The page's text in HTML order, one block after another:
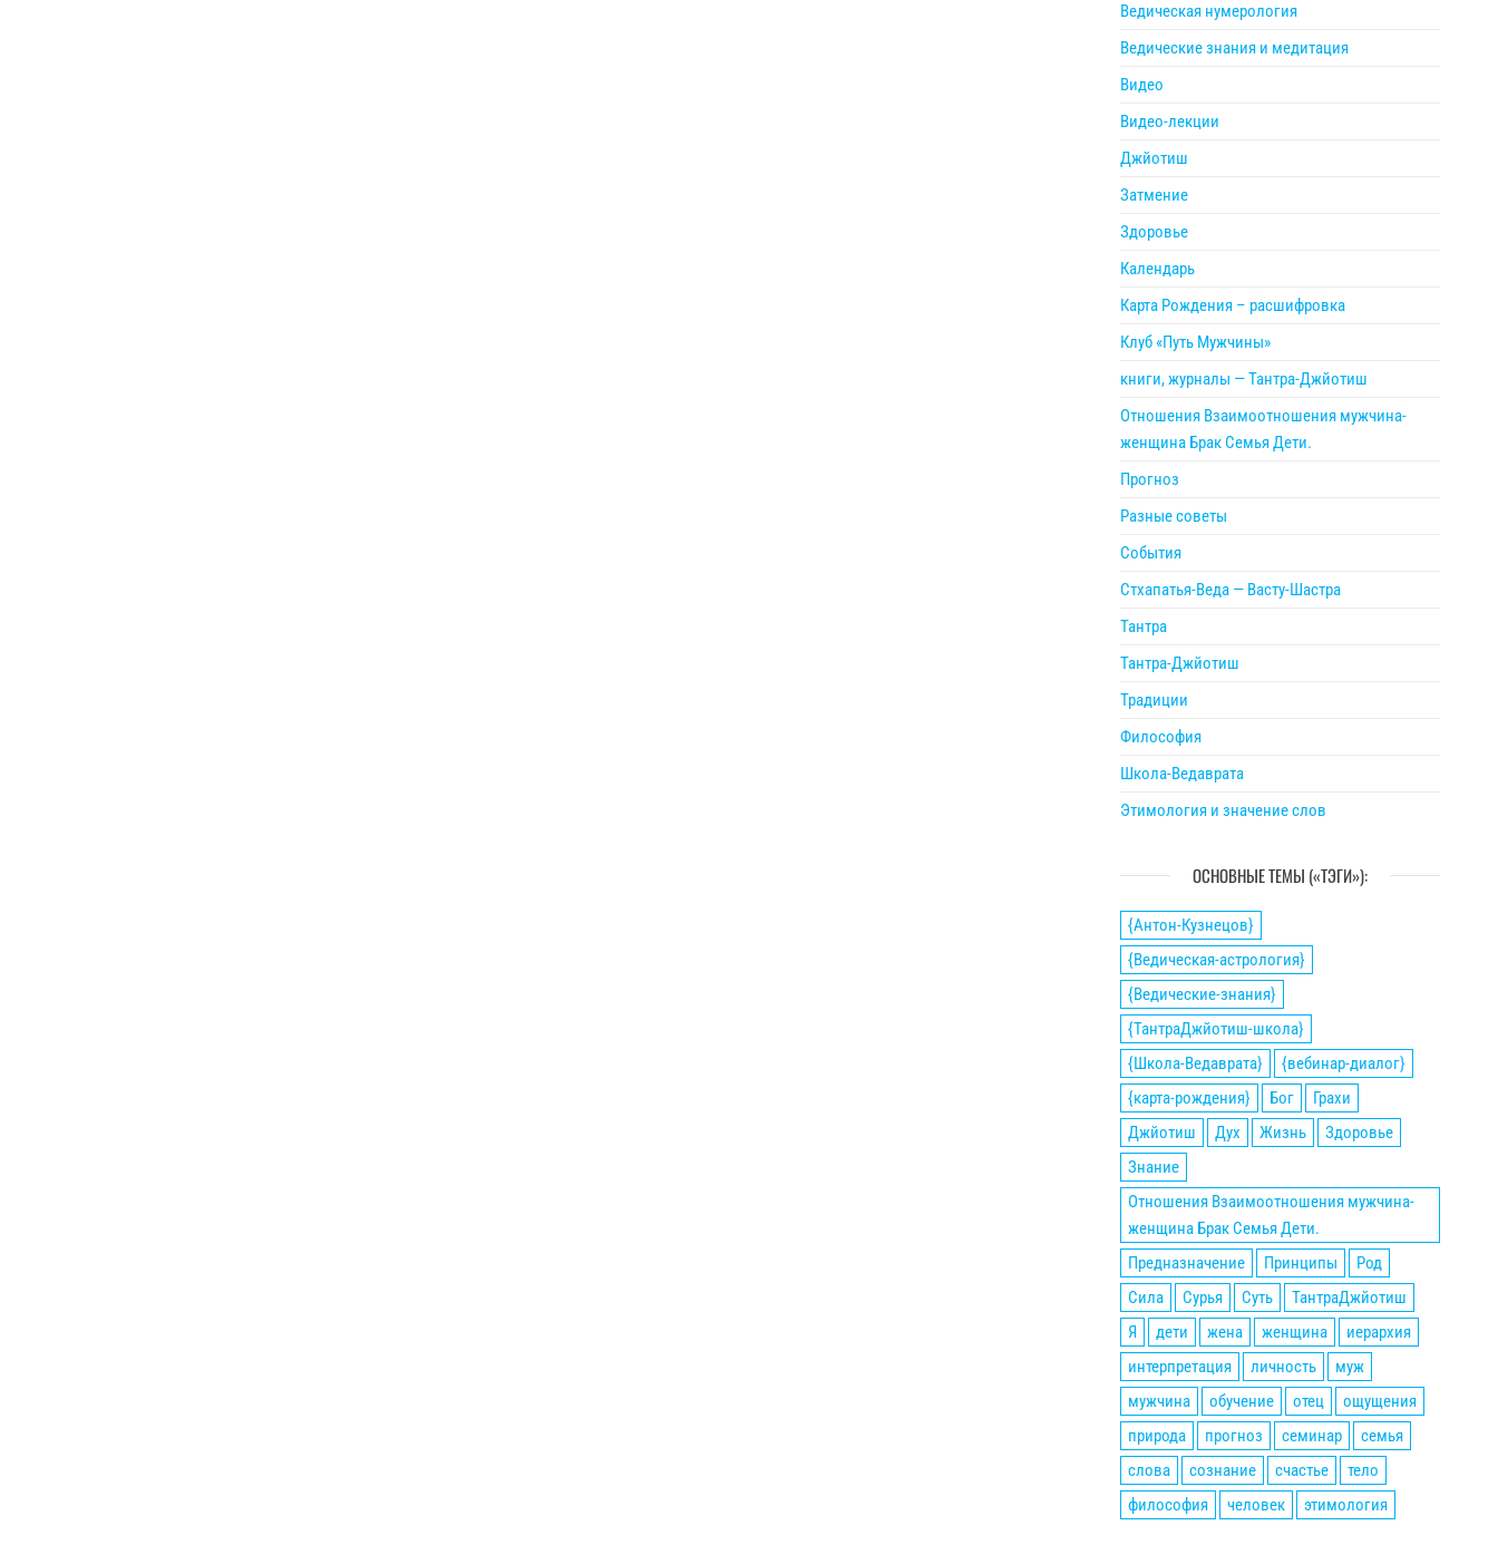
Ведическая нумерология
Ведические знания и медитация
Видео
Видео-лекции
Джйотиш
Затмение
Здоровье
Календарь
Карта Рождения – расшифровка
Клуб «Путь Мужчины»
книги, журналы — Тантра-Джйотиш
Отношения Взаимоотношения мужчина-
женщина Брак Семья Дети.
Прогноз
Разные советы
События
Стхапатья-Веда — Васту-Шастра
Тантра
Тантра-Джйотиш
Традиции
Философия
Школа-Ведаврата
Этимология и значение слов
ОСНОВНЫЕ ТЕМЫ («ТЭГИ»):
{Антон-Кузнецов}
{Ведическая-астрология}
{Ведические-знания}
{ТантраДжйотиш-школа}
{Школа-Ведаврата}
{вебинар-диалог}
{карта-рождения}
Бог
Грахи
Джйотиш
Дух Жизнь
Здоровье
Знание
Отношения Взаимоотношения мужчина-
женщина Брак Семья Дети.
Предназначение
Принципы
Род
Сила
Сурья Суть
ТантраДжйотиш
Я
дети жена женщина
иерархия
интерпретация
личность
муж
мужчина
обучение отец
ощущения
природа
прогноз семинар
семья
слова
сознание счастье
тело
философия
человек этимология